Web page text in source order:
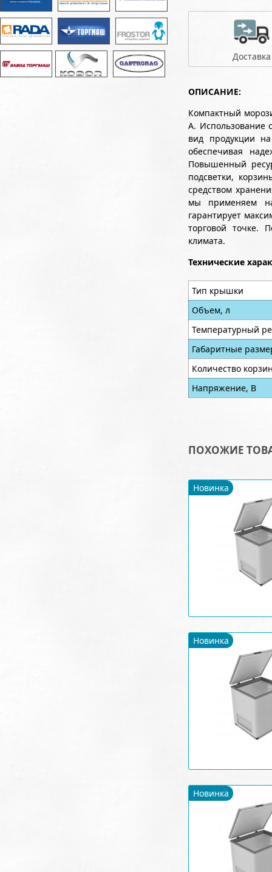
Доставка
ОПИСАНИЕ:
Компактный
А. Использование
вид продукции
обеспечивая
Повышенный
подсветки,
средством
мы применяем
гарантирует
торговой точке.
климата.
Технические
Тип крышки
Объем, л
Температурный
Габаритные
Количество
Напряжение, В
ПОХОЖИЕ
Новинка
Новинка
Новинка